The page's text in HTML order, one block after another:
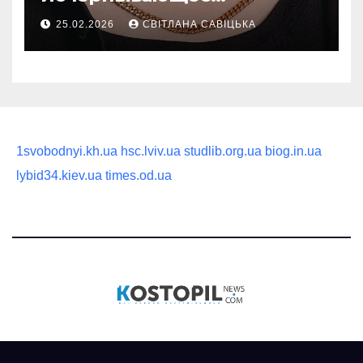
руководство по выбору
статусного украшения
25.02.2026 СВІТЛАНА САВІЦЬКА
1svobodnyi.kh.ua hsc.lviv.ua studlib.org.ua biog.in.ua
lybid34.kiev.ua times.od.ua